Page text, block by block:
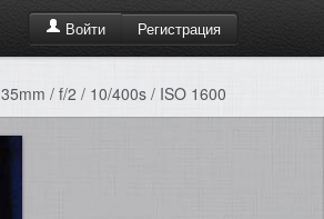
Войти Регистрация
35mm / f/2 / 10/400s / ISO 1600